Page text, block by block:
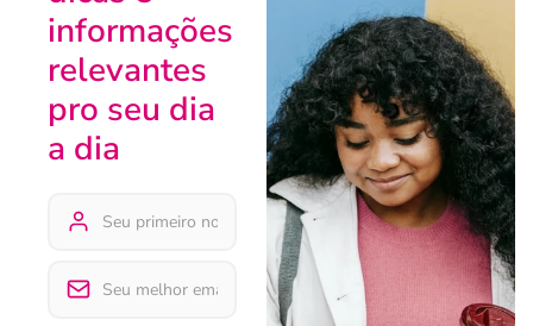
informações
relevantes
pro seu dia
a dia